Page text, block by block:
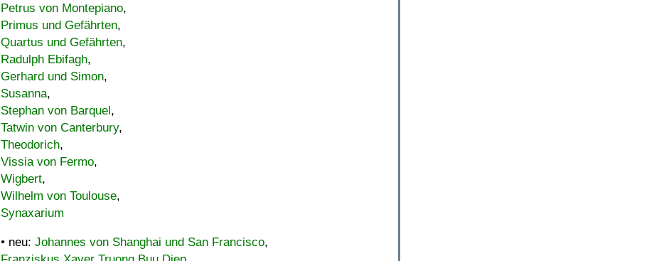
Petrus von Montepiano,
Primus und Gefährten,
Quartus und Gefährten,
Radulph Ebifagh,
Gerhard und Simon,
Susanna,
Stephan von Barquel,
Tatwin von Canterbury,
Theodorich,
Vissia von Fermo,
Wigbert,
Wilhelm von Toulouse,
Synaxarium
• neu: Johannes von Shanghai und San Francisco,